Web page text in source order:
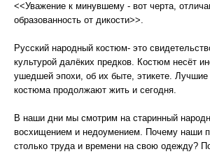
<<Уважение к минувшему - вот черта,
образованность от дикости>>.
Русский народный костюм- это
культурой далёких предков. Костюм несёт
ушедшей эпохи, об их быте, этикете. Лучшие
костюма продолжают жить и сегодня.
В наши дни мы смотрим на старинный
восхищением и недоумением. Почему наши
столько труда и времени на свою одежду?